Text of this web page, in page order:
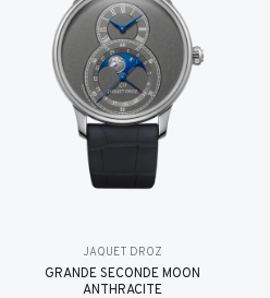
JAQUET DROZ
GRANDE SECONDE MOON
ANTHRACITE